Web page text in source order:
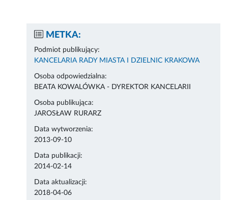
METKA:
Podmiot publikujący:
KANCELARIA RADY MIASTA I DZIELNIC KRAKOWA
Osoba odpowiedzialna:
BEATA KOWALÓWKA - DYREKTOR KANCELARII
Osoba publikująca:
JAROSŁAW RURARZ
Data wytworzenia:
2013-09-10
Data publikacji:
2014-02-14
Data aktualizacji:
2018-04-06